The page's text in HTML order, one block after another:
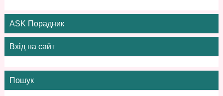
ASK Порадник
Вхід на сайт
Пошук